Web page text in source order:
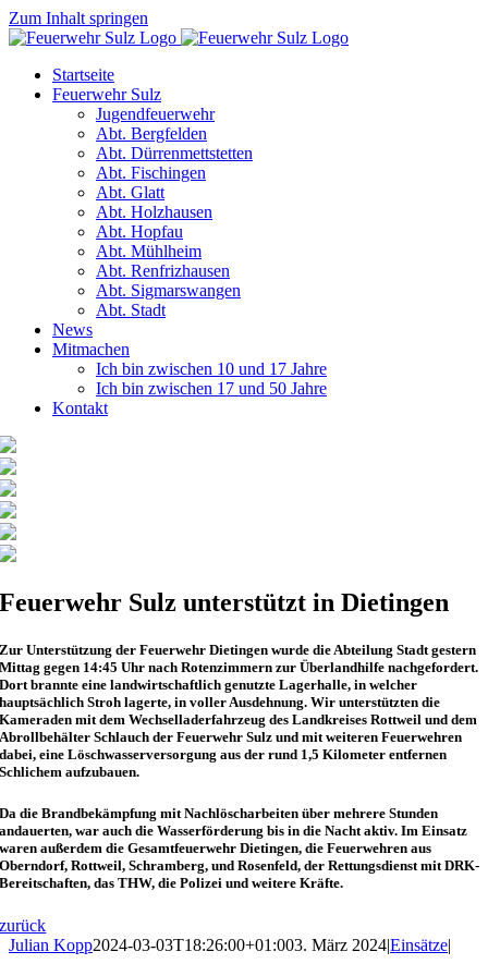
Zum Inhalt springen
Startseite
Feuerwehr Sulz
Jugendfeuerwehr
Abt. Bergfelden
Abt. Dürrenmettstetten
Abt. Fischingen
Abt. Glatt
Abt. Holzhausen
Abt. Hopfau
Abt. Mühlheim
Abt. Renfrizhausen
Abt. Sigmarswangen
Abt. Stadt
News
Mitmachen
Ich bin zwischen 10 und 17 Jahre
Ich bin zwischen 17 und 50 Jahre
Kontakt
Feuerwehr Sulz unterstützt in Dietingen
Zur Unterstützung der Feuerwehr Dietingen wurde die Abteilung Stadt gestern
Mittag gegen 14:45 Uhr nach Rotenzimmern zur Überlandhilfe nachgefordert.
Dort brannte eine landwirtschaftlich genutzte Lagerhalle, in welcher
hauptsächlich Stroh lagerte, in voller Ausdehnung. Wir unterstützten die
Kameraden mit dem Wechselladerfahrzeug des Landkreises Rottweil und dem
Abrollbehälter Schlauch der Feuerwehr Sulz und mit weiteren Feuerwehren
dabei, eine Löschwasserversorgung aus der rund 1,5 Kilometer entfernen
Schlichem aufzubauen.
Da die Brandbekämpfung mit Nachlöscharbeiten über mehrere Stunden
andauerten, war auch die Wasserförderung bis in die Nacht aktiv. Im Einsatz
waren außerdem die Gesamtfeuerwehr Dietingen, die Feuerwehren aus
Oberndorf, Rottweil, Schramberg, und Rosenfeld, der Rettungsdienst mit DRK-
Bereitschaften, das THW, die Polizei und weitere Kräfte.
zurück
Julian Kopp2024-03-03T18:26:00+01:003. März 2024|Einsätze|